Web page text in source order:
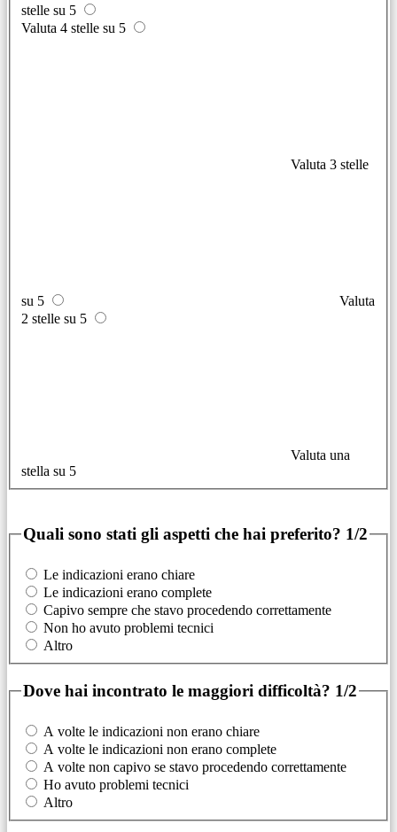
stelle su 5
Valuta 4 stelle su 5
Valuta 3 stelle
su 5
Valuta
2 stelle su 5
Valuta una
stella su 5
Quali sono stati gli aspetti che hai preferito? 1/2
Le indicazioni erano chiare
Le indicazioni erano complete
Capivo sempre che stavo procedendo correttamente
Non ho avuto problemi tecnici
Altro
Dove hai incontrato le maggiori difficoltà? 1/2
A volte le indicazioni non erano chiare
A volte le indicazioni non erano complete
A volte non capivo se stavo procedendo correttamente
Ho avuto problemi tecnici
Altro